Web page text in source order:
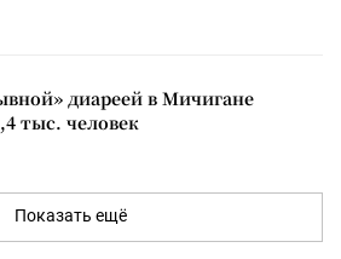
диареей в Мичигане
тыс. человек
Показать ещё